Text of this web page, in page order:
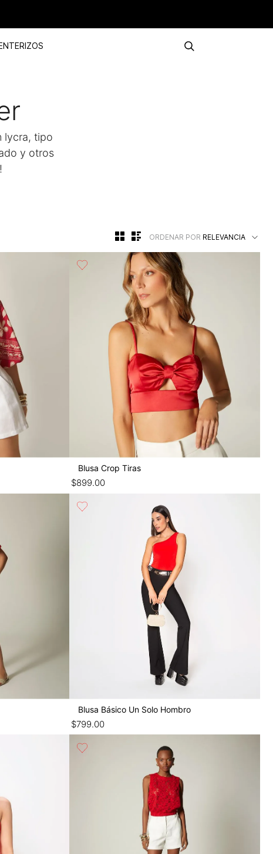
lycra, tipo
y otros
ORDENAR POR RELEVANCIA
Blusa Crop Tiras
$899.00
Blusa Básico Un Solo Hombro
$799.00